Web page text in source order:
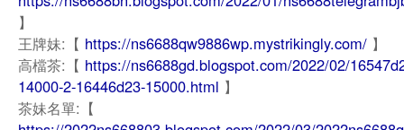
】
王牌妹:【 https://ns6688qw9886wp.mystrikingly.com/ 】
高檔茶:【 https://ns6688gd.blogspot.com/2022/02/
14000-2-16446d23-15000.html 】
茶妹名單:【